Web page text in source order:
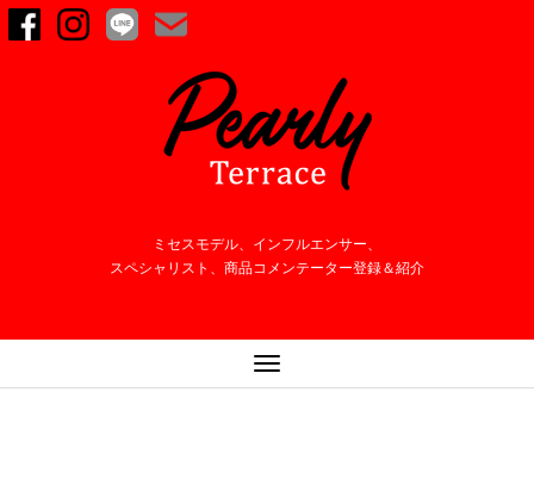
ミセスモデル、インフルエンサー、
スペシャリスト、商品コメンテーター登録＆紹介
ナ
ビ